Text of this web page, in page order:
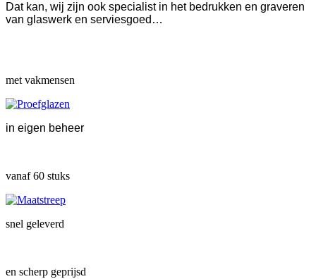
Dat kan, wij zijn ook specialist in het bedrukken en graveren
van glaswerk en serviesgoed…
met vakmensen
in eigen beheer
vanaf 60 stuks
snel geleverd
en scherp geprijsd